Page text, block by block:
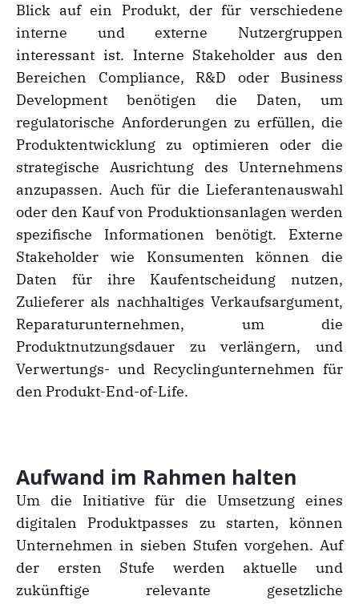
Blick auf ein Produkt, der für verschiedene
interne und externe Nutzergruppen
interessant ist. Interne Stakeholder aus den
Bereichen Compliance, R&D oder Business
Development benötigen die Daten, um
regulatorische Anforderungen zu erfüllen, die
Produktentwicklung zu optimieren oder die
strategische Ausrichtung des Unternehmens
anzupassen. Auch für die Lieferantenauswahl
oder den Kauf von Produktionsanlagen werden
spezifische Informationen benötigt. Externe
Stakeholder wie Konsumenten können die
Daten für ihre Kaufentscheidung nutzen,
Zulieferer als nachhaltiges Verkaufsargument,
Reparaturunternehmen, um die
Produktnutzungsdauer zu verlängern, und
Verwertungs- und Recyclingunternehmen für
den Produkt-End-of-Life.
Aufwand im Rahmen halten
Um die Initiative für die Umsetzung eines
digitalen Produktpasses zu starten, können
Unternehmen in sieben Stufen vorgehen. Auf
der ersten Stufe werden aktuelle und
zukünftige relevante gesetzliche